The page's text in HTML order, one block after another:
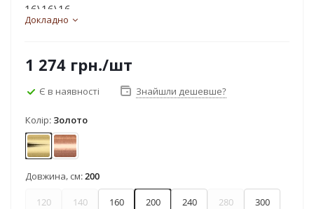
16\16\16...
Докладно
1 274 грн./шт
Є в наявності Знайшли дешевше?
Колір: Золото
ЗолотоМідь
Довжина, см:200
120 140 160 200 240 280 300